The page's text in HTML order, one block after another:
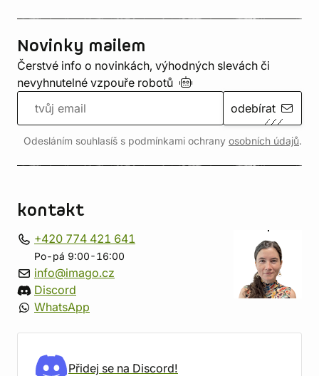
Novinky mailem
Čerstvé info o novinkách, výhodných slevách či
nevyhnutelné vzpouře robotů
odebírat
Odesláním souhlasíš s podmínkami ochrany osobních údajů.
kontakt
+420 774 421 641
Po-pá 9:00-16:00
info@imago.cz
Discord
WhatsApp
Přidej se na Discord!